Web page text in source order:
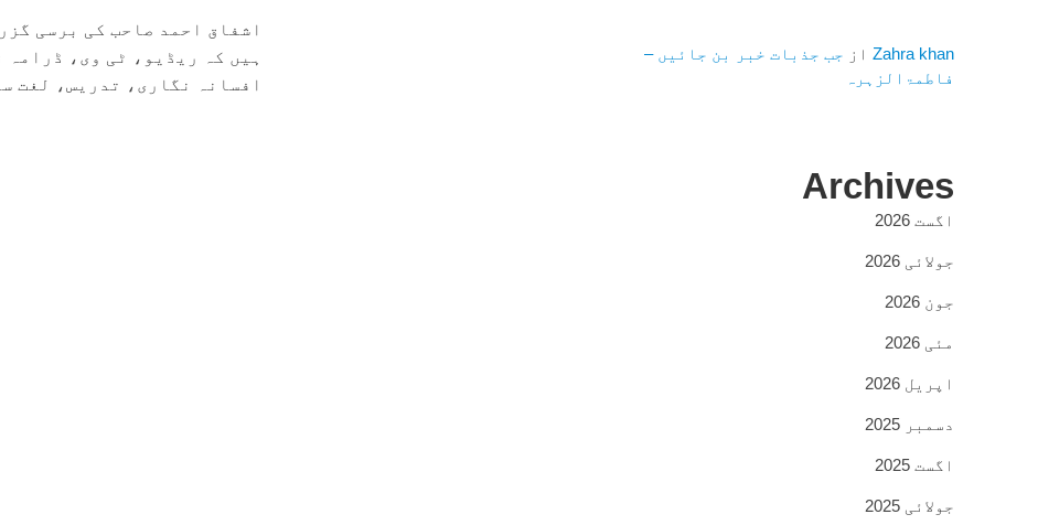
اشفاق احمد صاحب کی برسی
ہیں کہ ریڈیو، ٹی وی،
افسانہ نگاری، تدریس، لغت
Zahra khanاز جب جذبات خبر بن جائیں –
فاطمۃالزہرہ
Archives
اگست 2026
جولائی 2026
جون 2026
مئی 2026
اپریل 2026
دسمبر 2025
اگست 2025
جولائی 2025